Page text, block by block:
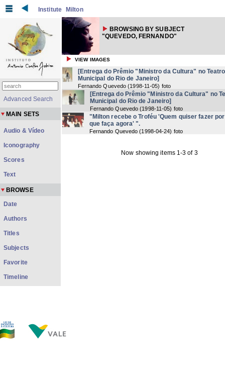
Institute Milton
BROWSING BY SUBJECT
"QUEVEDO, FERNANDO"
VIEW IMAGES
[Entrega do Prêmio "Ministro da Cultura" no Teatro
Municipal do Rio de Janeiro]
Fernando Quevedo (1998-11-05) foto
[Entrega do Prêmio "Ministro da Cultura" no
Municipal do Rio de Janeiro]
Fernando Quevedo (1998-11-05) foto
"Milton recebe o Troféu 'Quem quiser fazer
que faça agora' ".
Fernando Quevedo (1998-04-24) foto
Now showing items 1-3 of 3
Advanced Search
MAIN SETS
Audio & Vídeo
Iconography
Scores
Text
BROWSE
Date
Authors
Titles
Subjects
Favorite
Timeline